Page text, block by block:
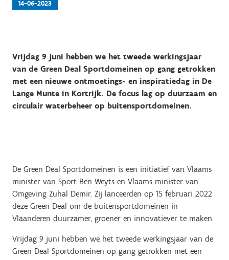
14-06-2023
Vrijdag 9 juni hebben we het tweede werkingsjaar
van de Green Deal Sportdomeinen op gang getrokken
met een nieuwe ontmoetings- en inspiratiedag in De
Lange Munte in Kortrijk. De focus lag op duurzaam en
circulair waterbeheer op buitensportdomeinen.
De Green Deal Sportdomeinen is een initiatief van Vlaams
minister van Sport Ben Weyts en Vlaams minister van
Omgeving Zuhal Demir. Zij lanceerden op 15 februari 2022
deze Green Deal om de buitensportdomeinen in
Vlaanderen duurzamer, groener en innovatiever te maken.
Vrijdag 9 juni hebben we het tweede werkingsjaar van de
Green Deal Sportdomeinen op gang getrokken met een